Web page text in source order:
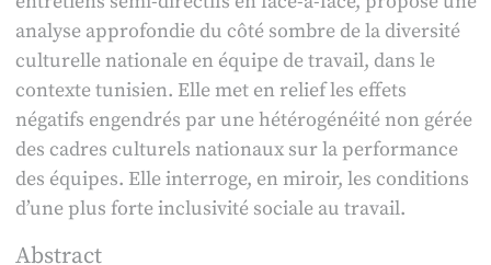
nationale
dans
les
équipes
de
travail
analyse approfondie du côté sombre de la diversité
culturelle nationale en équipe de travail, dans le
contexte tunisien. Elle met en relief les effets
négatifs engendrés par une hétérogénéité non gérée
des cadres culturels nationaux sur la performance
des équipes. Elle interroge, en miroir, les conditions
d’une plus forte inclusivité sociale au travail.
Abstract